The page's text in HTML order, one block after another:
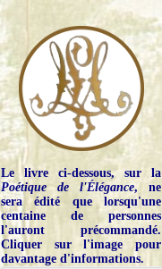
Le livre ci-dessous, sur la
Poétique de l'Élégance, ne
sera édité que lorsqu'une
centaine de personnes
l'auront précommandé.
Cliquer sur l'image pour
davantage d'informations.